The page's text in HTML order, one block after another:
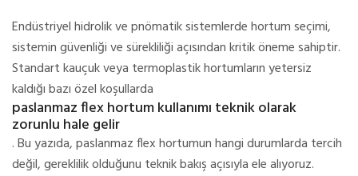
Endüstriyel hidrolik ve pnömatik sistemlerde hortum seçimi,
sistemin güvenliği ve sürekliliği açısından kritik öneme sahiptir.
Standart kauçuk veya termoplastik hortumların yetersiz
kaldığı bazı özel koşullarda
paslanmaz flex hortum kullanımı teknik olarak
zorunlu hale gelir
. Bu yazıda, paslanmaz flex hortumun hangi durumlarda tercih
değil, gereklilik olduğunu teknik bakış açısıyla ele alıyoruz.